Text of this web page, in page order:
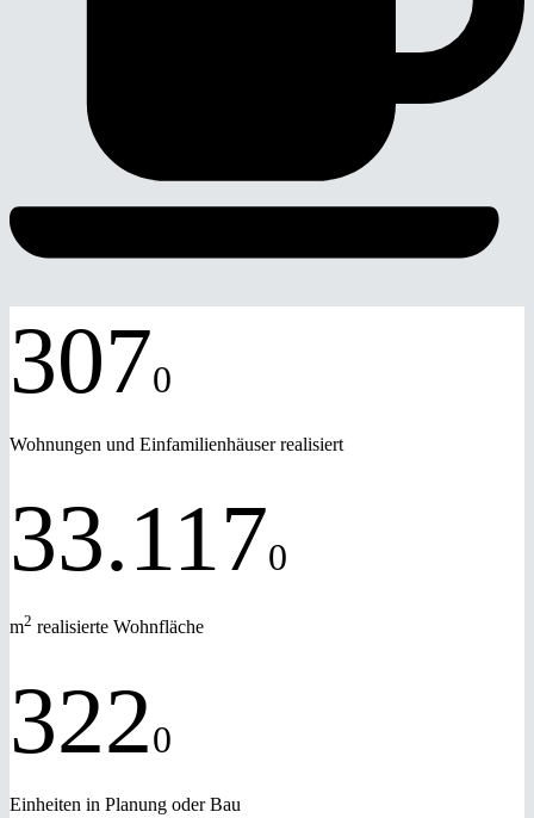
3070
Wohnungen und Einfamilienhäuser realisiert
33.1170
m2 realisierte Wohnfläche
3220
Einheiten in Planung oder Bau